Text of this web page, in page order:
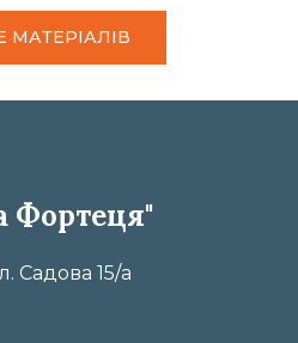
МАТЕРІАЛІВ
Фортеця"
Садова 15/а